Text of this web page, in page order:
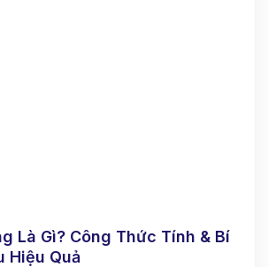
Là Gì? Công Thức Tính & Bí
Hiệu Quả